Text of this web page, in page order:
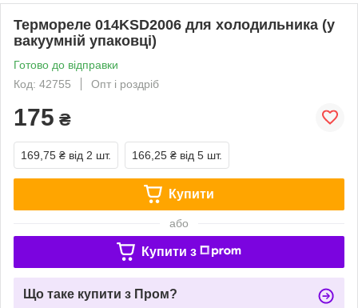
Термореле 014KSD2006 для холодильника (у
вакуумній упаковці)
Готово до відправки
Код: 42755
Опт і роздріб
175 ₴
169,75 ₴ від 2 шт. 166,25 ₴ від 5 шт.
Купити
або
Купити з
Що таке купити з Пром?